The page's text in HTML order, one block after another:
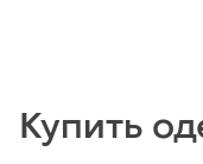
Купить